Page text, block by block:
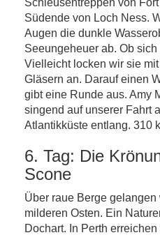
Schleusentreppen von
Südende von Loch Ness.
Augen die dunkle
Seeungeheuer ab. Ob
Vielleicht locken wir sie
Gläsern an. Darauf einen
gibt eine Runde aus. Amy
singend auf unserer Fahrt
Atlantikküste entlang. 310
6. Tag: Die
Scone
Über raue Berge
milderen Osten. Ein
Dochart. In Perth